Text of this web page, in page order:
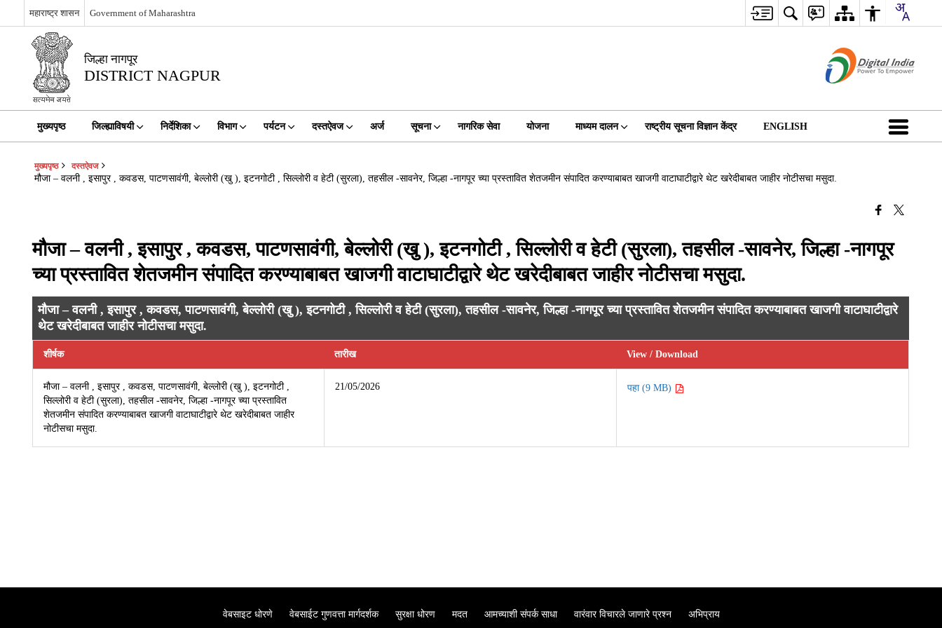
महाराष्ट्र शासन Government of Maharashtra
जिल्हा नागपूर
DISTRICT NAGPUR
मुख्यपृष्ठ जिल्ह्याविषयी निर्देशिका विभाग पर्यटन दस्तऐवज अर्ज सूचना नागरिक सेवा योजना माध्यम दालन राष्ट्रीय सूचना विज्ञान केंद्र ENGLISH
मुख्यपृष्ठ दस्तऐवज
मौजा – वलनी , इसापुर , कवडस, पाटणसावंगी, बेल्लोरी (खु ), इटनगोटी , सिल्लोरी व हेटी (सुरला), तहसील -सावनेर, जिल्हा -नागपूर च्या प्रस्तावित शेतजमीन संपादित करण्याबाबत खाजगी वाटाघाटीद्वारे थेट खरेदीबाबत जाहीर नोटीसचा मसुदा.
मौजा – वलनी , इसापुर , कवडस, पाटणसावंगी, बेल्लोरी (खु ), इटनगोटी , सिल्लोरी व हेटी (सुरला), तहसील -सावनेर, जिल्हा -नागपूर
च्या प्रस्तावित शेतजमीन संपादित करण्याबाबत खाजगी वाटाघाटीद्वारे थेट खरेदीबाबत जाहीर नोटीसचा मसुदा.
मौजा – वलनी , इसापुर , कवडस, पाटणसावंगी, बेल्लोरी (खु ), इटनगोटी , सिल्लोरी व हेटी (सुरला), तहसील -सावनेर, जिल्हा -नागपूर च्या प्रस्तावित शेतजमीन संपादित करण्याबाबत खाजगी वाटाघाटीद्वारे
थेट खरेदीबाबत जाहीर नोटीसचा मसुदा.
शीर्षक तारीख View / Download
मौजा – वलनी , इसापुर , कवडस, पाटणसावंगी, बेल्लोरी (खु ), इटनगोटी ,
सिल्लोरी व हेटी (सुरला), तहसील -सावनेर, जिल्हा -नागपूर च्या प्रस्तावित
शेतजमीन संपादित करण्याबाबत खाजगी वाटाघाटीद्वारे थेट खरेदीबाबत जाहीर
नोटीसचा मसुदा.
21/05/2026 पहा (9 MB)
वेबसाइट धोरणे वेबसाईट गुणवत्ता मार्गदर्शक सुरक्षा धोरण मदत आमच्याशी संपर्क साधा वारंवार विचारले जाणारे प्रश्न अभिप्राय